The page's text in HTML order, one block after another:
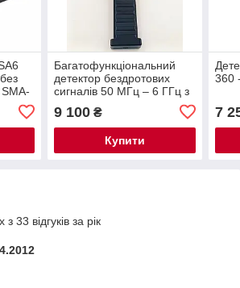
Багатофункціональний
детектор бездротових
сигналів 50 МГц – 6 ГГц з
записом та аналізом (RF /
Bluetooth TAG / GPS)
9 100₴
Купити
360
7
33 відгуків за рік